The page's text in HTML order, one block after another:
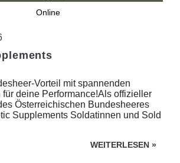
Online
Vorteil mit spannenden
für deine Performance!Als offizieller
Österreichischen Bundesheeres
Supplements Soldatinnen und Sold
WEITERLESEN »